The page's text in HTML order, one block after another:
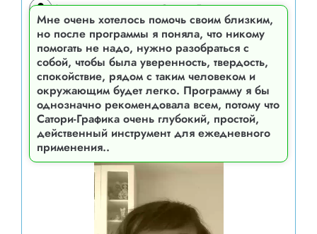
Алла, ученица курса Сатори-Графика
Мне очень хотелось помочь своим близким,
но после программы я поняла, что никому
помогать не надо, нужно разобраться с
собой, чтобы была уверенность, твердость,
спокойствие, рядом с таким человеком и
окружающим будет легко. Программу я бы
однозначно рекомендовала всем, потому что
Сатори-Графика очень глубокий, простой,
действенный инструмент для ежедневного
применения..